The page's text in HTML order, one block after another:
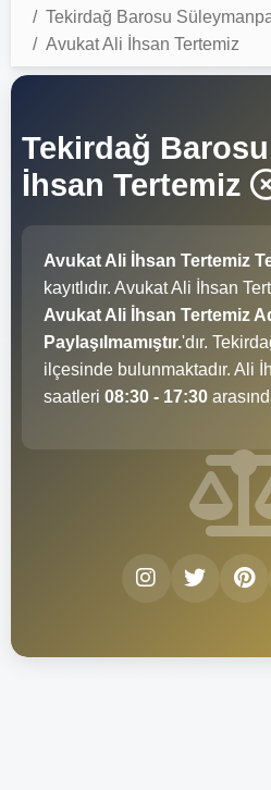
Tekirdağ Barosu
Avukat Ali İhsan Tertemiz
Tekirdağ
İhsan Tertemiz
Avukat Ali İhsan Tertemiz
kayıtlıdır. Avukat Ali İhsan
Avukat Ali İhsan Tertemiz
Paylaşılmamıştır.'dır.
ilçesinde bulunmaktadır. Ali
saatleri 08:30 - 17:30